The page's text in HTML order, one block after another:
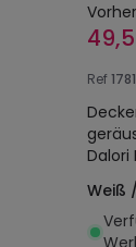
Vorher
Ref
Dalori
Weiß